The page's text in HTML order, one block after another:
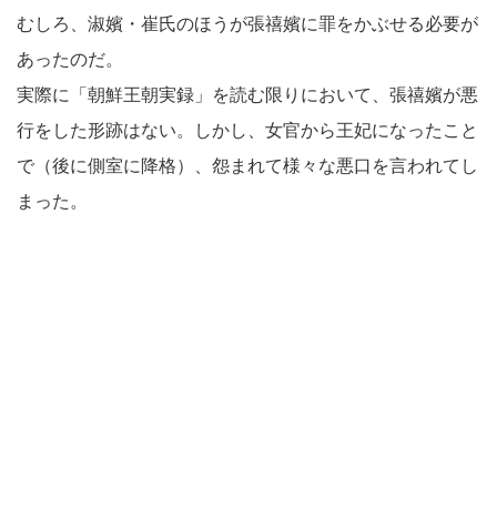
むしろ、淑嬪・崔氏のほうが張禧嬪に罪をかぶせる必要が
あったのだ。
実際に「朝鮮王朝実録」を読む限りにおいて、張禧嬪が悪
行をした形跡はない。しかし、女官から王妃になったこと
で（後に側室に降格）、怨まれて様々な悪口を言われてし
まった。